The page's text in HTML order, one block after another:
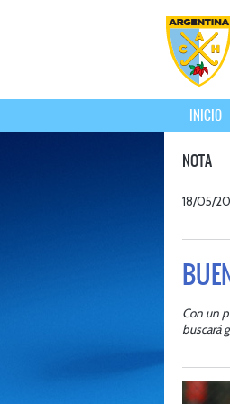
INICIO
NOTA
18/05/
Con un
buscará